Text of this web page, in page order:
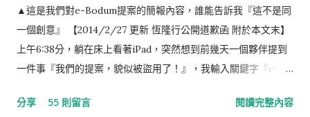
▲這是我們對e-Bodum提案的簡報內容，誰能告訴我『這不是同
一個創意』 【2014/2/27 更新 恆隆行公開道歉函 附於本文末】
上午6:38分，躺在床上看著iPad，突然想到前幾天一個夥伴提到
一件事『我們的提案，貌似被盜用了！』，我輸入關鍵字『e-
出，這就是我們對e-Bodum提案的內容。提案，我們沒有收到任
分享 55 則留言 閱讀完整內容